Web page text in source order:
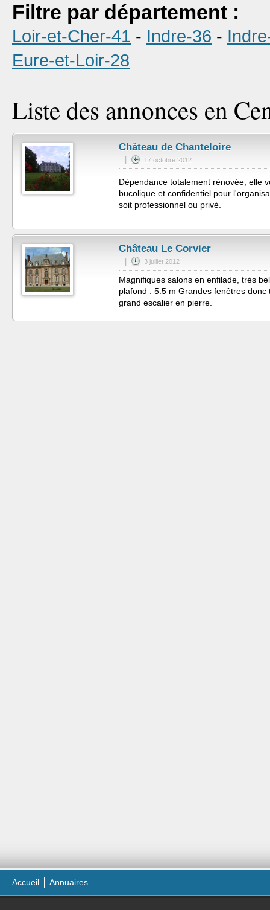
Filtre par département :
Loir-et-Cher-41 - Indre-36 -
Eure-et-Loir-28
Liste des annonces en
Château de Chanteloire
17 octobre 2012
Dépendance totalement rénovée, elle
bucolique et confidentiel pour
soit professionnel ou privé.
Château Le Corvier
3 juillet 2012
Magnifiques salons en enfilade, très
plafond : 5.5 m Grandes fenêtres
grand escalier en pierre.
Accueil Annuaires